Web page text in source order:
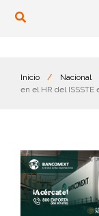
Inicio / Nacional
en el HR del ISSSTE